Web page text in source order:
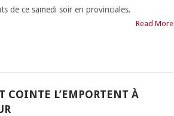
de ce samedi soir en provinciales.
Read More
COINTE L’EMPORTENT À